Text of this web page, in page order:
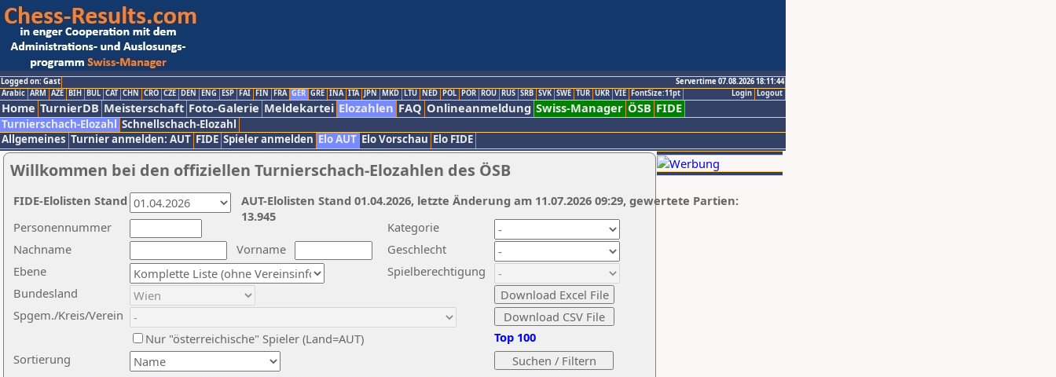
Logged on: Gast
Servertime 07.08.2026 18:11:44
Logout
Login
Arabic ARM AZE BIH BUL CAT CHN CRO CZE DEN ENG ESP FAI FIN FRA GER GRE INA ITA JPN MKD LTU NED POL POR ROU RUS SRB SVK SWE TUR UKR VIE FontSize:11pt
Home TurnierDB Meisterschaft Foto-Galerie Meldekartei Elozahlen FAQ Onlineanmeldung Swiss-Manager ÖSB FIDE
Turnierschach-Elozahl Schnellschach-Elozahl
Allgemeines Turnier anmelden: AUT FIDE Spieler anmelden Elo AUT Elo Vorschau Elo FIDE
Willkommen bei den offiziellen Turnierschach-Elozahlen des ÖSB
Nachname
Vorname
Ebene
Kategorie
Sortierung
Personennummer
Bundesland
Spgem./Kreis/Verein
Geschlecht
Nur "österreichische" Spieler (Land=AUT)
Spielberechtigung
Top 100
AUT-Elolisten Stand 01.04.2026, letzte Änderung am 11.07.2026 09:29, gewertete Partien:
13.945
FIDE-Elolisten Stand